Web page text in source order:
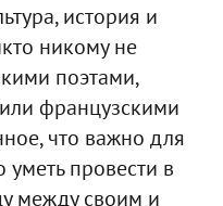
история и
никому не
поэтами,
французскими
что важно для
провести в
между своим и